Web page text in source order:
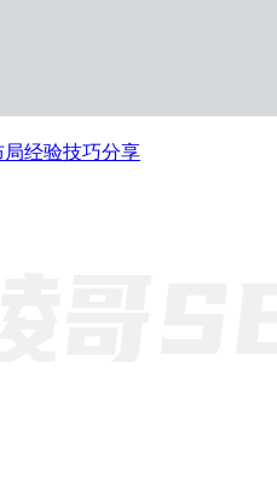
经验技巧分享